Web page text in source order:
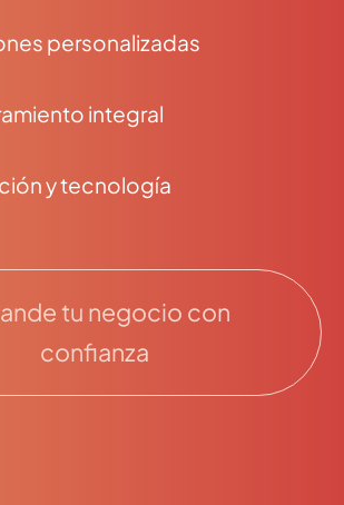
personalizadas
integral
y tecnología
tu negocio con
confianza